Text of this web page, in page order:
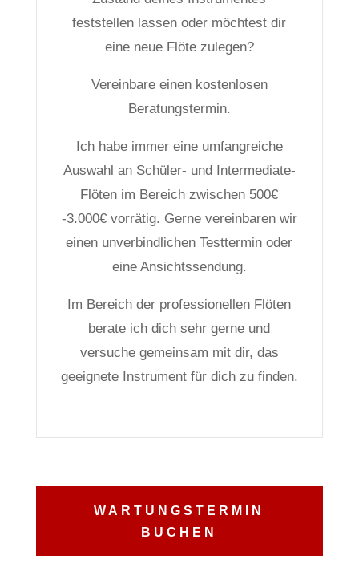
feststellen lassen oder möchtest dir
eine neue Flöte zulegen?
Vereinbare einen kostenlosen
Beratungstermin.
Ich habe immer eine umfangreiche
Auswahl an Schüler- und Intermediate-
Flöten im Bereich zwischen 500€
-3.000€ vorrätig. Gerne vereinbaren wir
einen unverbindlichen Testtermin oder
eine Ansichtssendung.
Im Bereich der professionellen Flöten
berate ich dich sehr gerne und
versuche gemeinsam mit dir, das
geeignete Instrument für dich zu finden.
WARTUNGSTERMIN
BUCHEN